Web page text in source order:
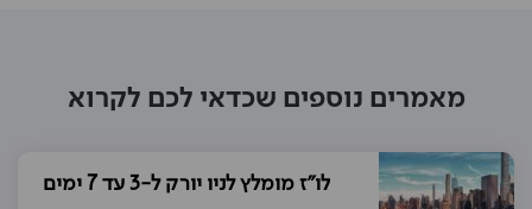
מאמרים נוספים שכדאי לכם לקרוא
לו"ז מומלץ לניו יורק ל-3 עד 7 ימים